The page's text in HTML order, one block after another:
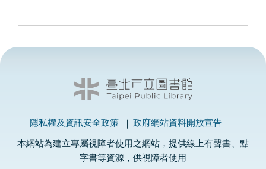
隱私權及資訊安全政策 政府網站資料開放宣告
本網站為建立專屬視障者使用之網站，提供線上有聲書、點
字書等資源，供視障者使用